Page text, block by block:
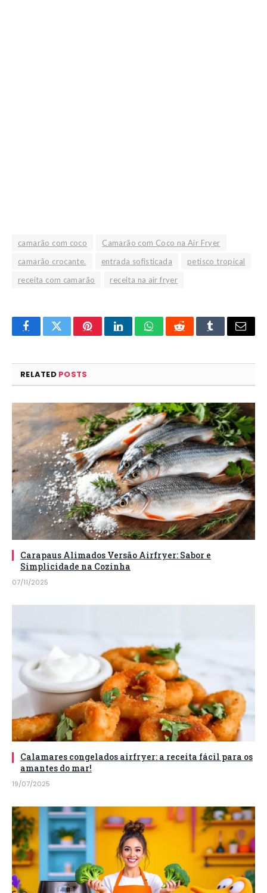
camarão com coco
Camarão com Coco na Air Fryer
camarão crocante.
entrada sofisticada
petisco tropical
receita com camarão
receita na air fryer
FacebookTwitterPinterestLinkedInWhatsAppRedditTumblrEmail
RELATED POSTS
Carapaus Alimados Versão Airfryer: Sabor e
Simplicidade na Cozinha
07/11/2025
Calamares congelados airfryer: a receita fácil para os
amantes do mar!
19/07/2025